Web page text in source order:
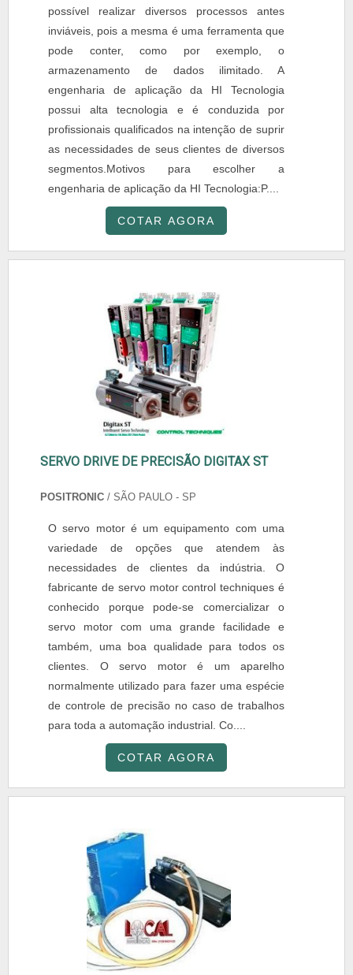
possível realizar diversos processos antes
inviáveis, pois a mesma é uma ferramenta que
pode conter, como por exemplo, o
armazenamento de dados ilimitado. A
engenharia de aplicação da HI Tecnologia
possui alta tecnologia e é conduzida por
profissionais qualificados na intenção de suprir
as necessidades de seus clientes de diversos
segmentos.Motivos para escolher a
engenharia de aplicação da HI Tecnologia:P....
COTAR AGORA
SERVO DRIVE DE PRECISÃO DIGITAX ST
POSITRONIC / SÃO PAULO - SP
O servo motor é um equipamento com uma
variedade de opções que atendem às
necessidades de clientes da indústria. O
fabricante de servo motor control techniques é
conhecido porque pode-se comercializar o
servo motor com uma grande facilidade e
também, uma boa qualidade para todos os
clientes. O servo motor é um aparelho
normalmente utilizado para fazer uma espécie
de controle de precisão no caso de trabalhos
para toda a automação industrial. Co....
COTAR AGORA